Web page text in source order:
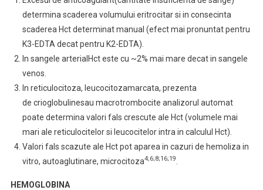
determina scaderea volumului eritrocitar si in consecinta
scaderea Hct determinat manual (efect mai pronuntat pentru
K3-EDTA decat pentru K2-EDTA).
In sangele arterialHct este cu ~2% mai mare decat in sangele
venos.
In reticulocitoza, leucocitozamarcata, prezenta
de crioglobulinesau macrotrombocite analizorul automat
poate determina valori fals crescute ale Hct (volumele mai
mari ale reticulocitelor si leucocitelor intra in calculul Hct).
Valori fals scazute ale Hct pot aparea in cazuri de hemoliza in
vitro, autoaglutinare, microcitoza4;6;8;16;19
HEMOGLOBINA